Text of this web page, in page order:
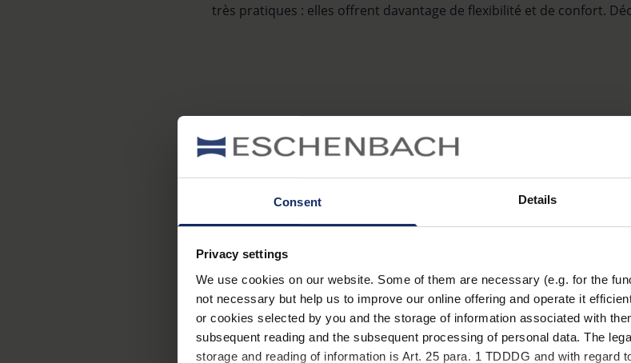
Consent Details
Privacy settings
We use cookies on our website. Some of them are necessary (e.g. for the
not necessary but help us to improve our online offering and operate it
or cookies selected by you and the storage of information associated with
subsequent reading and the subsequent processing of personal data. The
storage and reading of information is Art. 25 para. 1 TDDDG and with regard
très pratiques : elles offrent davantage de flexibilité et de confort.
Nous sommes Eschenbach,
aides visuelles
service